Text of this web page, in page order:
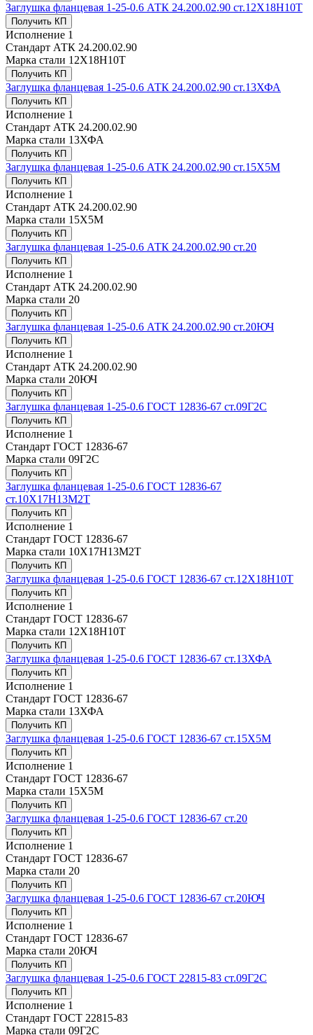
Заглушка фланцевая 1-25-0.6 АТК 24.200.02.90 ст.12Х18Н10Т
Получить КП
Исполнение 1
Стандарт АТК 24.200.02.90
Марка стали 12Х18Н10Т
Получить КП
Заглушка фланцевая 1-25-0.6 АТК 24.200.02.90 ст.13ХФА
Получить КП
Исполнение 1
Стандарт АТК 24.200.02.90
Марка стали 13ХФА
Получить КП
Заглушка фланцевая 1-25-0.6 АТК 24.200.02.90 ст.15Х5М
Получить КП
Исполнение 1
Стандарт АТК 24.200.02.90
Марка стали 15Х5М
Получить КП
Заглушка фланцевая 1-25-0.6 АТК 24.200.02.90 ст.20
Получить КП
Исполнение 1
Стандарт АТК 24.200.02.90
Марка стали 20
Получить КП
Заглушка фланцевая 1-25-0.6 АТК 24.200.02.90 ст.20ЮЧ
Получить КП
Исполнение 1
Стандарт АТК 24.200.02.90
Марка стали 20ЮЧ
Получить КП
Заглушка фланцевая 1-25-0.6 ГОСТ 12836-67 ст.09Г2С
Получить КП
Исполнение 1
Стандарт ГОСТ 12836-67
Марка стали 09Г2С
Получить КП
Заглушка фланцевая 1-25-0.6 ГОСТ 12836-67
ст.10Х17Н13М2Т
Получить КП
Исполнение 1
Стандарт ГОСТ 12836-67
Марка стали 10Х17Н13М2Т
Получить КП
Заглушка фланцевая 1-25-0.6 ГОСТ 12836-67 ст.12Х18Н10Т
Получить КП
Исполнение 1
Стандарт ГОСТ 12836-67
Марка стали 12Х18Н10Т
Получить КП
Заглушка фланцевая 1-25-0.6 ГОСТ 12836-67 ст.13ХФА
Получить КП
Исполнение 1
Стандарт ГОСТ 12836-67
Марка стали 13ХФА
Получить КП
Заглушка фланцевая 1-25-0.6 ГОСТ 12836-67 ст.15Х5М
Получить КП
Исполнение 1
Стандарт ГОСТ 12836-67
Марка стали 15Х5М
Получить КП
Заглушка фланцевая 1-25-0.6 ГОСТ 12836-67 ст.20
Получить КП
Исполнение 1
Стандарт ГОСТ 12836-67
Марка стали 20
Получить КП
Заглушка фланцевая 1-25-0.6 ГОСТ 12836-67 ст.20ЮЧ
Получить КП
Исполнение 1
Стандарт ГОСТ 12836-67
Марка стали 20ЮЧ
Получить КП
Заглушка фланцевая 1-25-0.6 ГОСТ 22815-83 ст.09Г2С
Получить КП
Исполнение 1
Стандарт ГОСТ 22815-83
Марка стали 09Г2С